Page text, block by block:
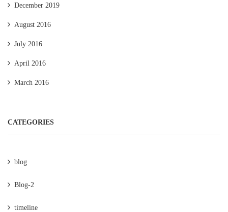
December 2019
August 2016
July 2016
April 2016
March 2016
CATEGORIES
blog
Blog-2
timeline